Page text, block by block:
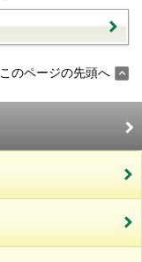
このページの先頭へ